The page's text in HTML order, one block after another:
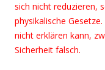
sich nicht reduzieren,
physikalische
nicht erklären kann,
Sicherheit falsch.